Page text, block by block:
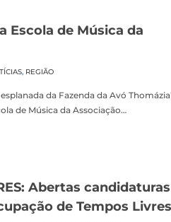
Escola de Música da
, REGIÃO
da Fazenda da Avó
de Música da Associação…
Abertas candidaturas
de Tempos Livres